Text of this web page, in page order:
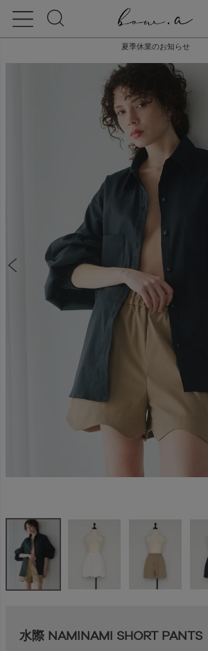
夏季休業のお知らせ
水際 NAMINAMI SHORT PANTS
水際 NAMINAMI SHORT PANTS